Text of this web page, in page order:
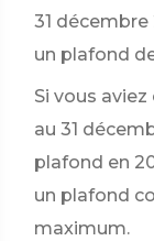
31
un plafond
Si vous
au 31
plafond en
un plafond
maximum.